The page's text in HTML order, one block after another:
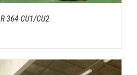
R 364 CU1/CU2